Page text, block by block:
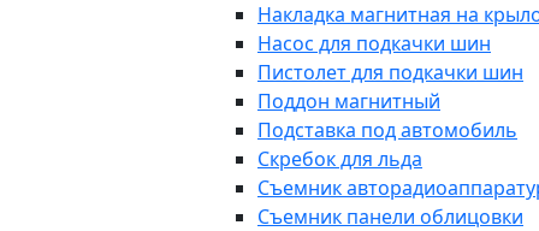
Накладка магнитная на
Насос для подкачки шин
Пистолет для подкачки шин
Поддон магнитный
Подставка под автомобиль
Скребок для льда
Съемник
Съемник панели облицовки